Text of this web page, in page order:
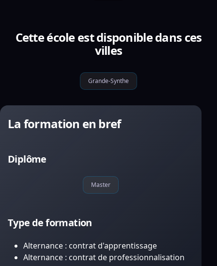
Cette école est disponible dans ces
villes
Grande-Synthe
La formation en bref
Diplôme
Master
Type de formation
Alternance : contrat d'apprentissage
Alternance : contrat de professionnalisation